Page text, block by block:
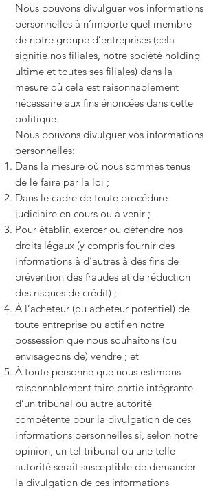
Nous pouvons divulguer vos informations
personnelles à n’importe quel membre
de notre groupe d’entreprises (cela
signifie nos filiales, notre société holding
ultime et toutes ses filiales) dans la
mesure où cela est raisonnablement
nécessaire aux fins énoncées dans cette
politique.
Nous pouvons divulguer vos informations
personnelles:
Dans la mesure où nous sommes tenus
de le faire par la loi ;
Dans le cadre de toute procédure
judiciaire en cours ou à venir ;
Pour établir, exercer ou défendre nos
droits légaux (y compris fournir des
informations à d’autres à des fins de
prévention des fraudes et de réduction
des risques de crédit) ;
À l’acheteur (ou acheteur potentiel) de
toute entreprise ou actif en notre
possession que nous souhaitons (ou
envisageons de) vendre ; et
À toute personne que nous estimons
raisonnablement faire partie intégrante
d’un tribunal ou autre autorité
compétente pour la divulgation de ces
informations personnelles si, selon notre
opinion, un tel tribunal ou une telle
autorité serait susceptible de demander
la divulgation de ces informations